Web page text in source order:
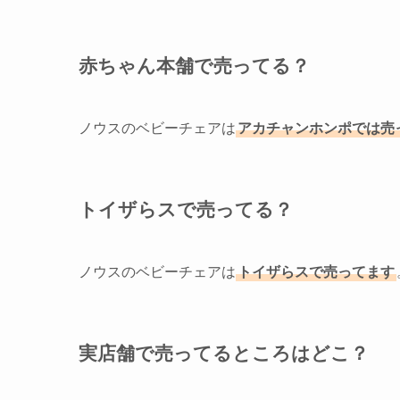
赤ちゃん本舗で売ってる？
ノウスのベビーチェアはアカチャンホンポでは売
トイザらスで売ってる？
ノウスのベビーチェアはトイザらスで売ってます
実店舗で売ってるところはどこ？